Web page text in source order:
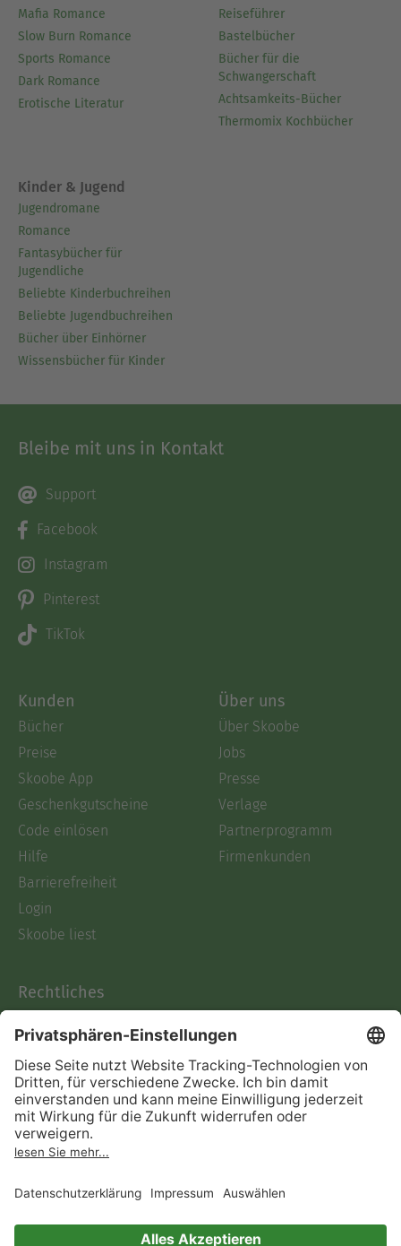
Mafia Romance
Slow Burn Romance
Sports Romance
Dark Romance
Erotische Literatur
Reiseführer
Bastelbücher
Bücher für die
Schwangerschaft
Achtsamkeits-Bücher
Thermomix Kochbücher
Kinder & Jugend
Jugendromane
Romance
Fantasybücher für
Jugendliche
Beliebte Kinderbuchreihen
Beliebte Jugendbuchreihen
Bücher über Einhörner
Wissensbücher für Kinder
Bleibe mit uns in Kontakt
Support
Facebook
Instagram
Pinterest
TikTok
Kunden
Bücher
Preise
Skoobe App
Geschenkgutscheine
Code einlösen
Hilfe
Barrierefreiheit
Login
Skoobe liest
Über uns
Über Skoobe
Jobs
Presse
Verlage
Partnerprogramm
Firmenkunden
Rechtliches
AGB
Informationen nach Data
Act
Verträge hier kündigen
Impressum